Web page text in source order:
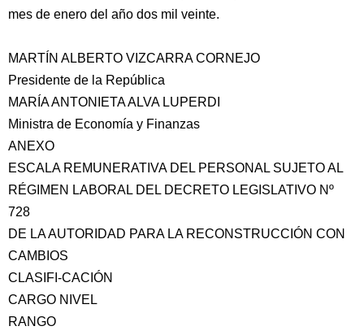
mes de enero del año dos mil veinte.
MARTÍN ALBERTO VIZCARRA CORNEJO
Presidente de la República
MARÍA ANTONIETA ALVA LUPERDI
Ministra de Economía y Finanzas
ANEXO
ESCALA REMUNERATIVA DEL PERSONAL SUJETO AL
RÉGIMEN LABORAL DEL DECRETO LEGISLATIVO Nº
728
DE LA AUTORIDAD PARA LA RECONSTRUCCIÓN CON
CAMBIOS
CLASIFI-CACIÓN
CARGO NIVEL
RANGO